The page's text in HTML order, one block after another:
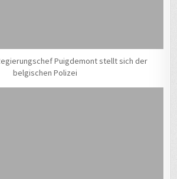
Puigdemont stellt sich der
belgischen Polizei